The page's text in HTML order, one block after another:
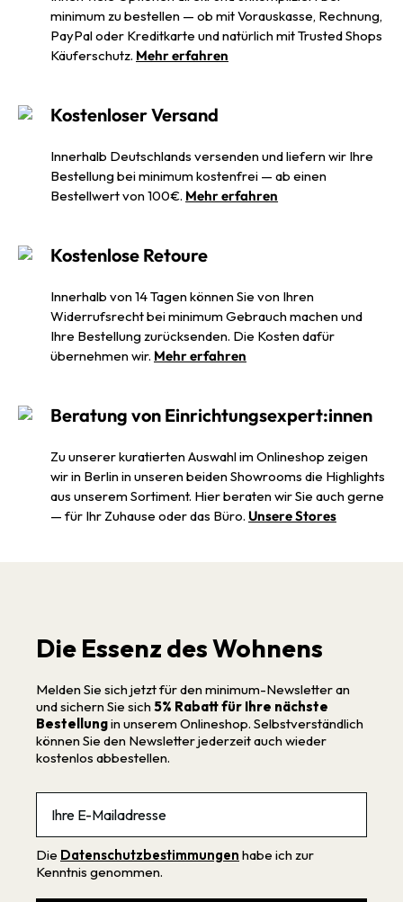
minimum zu bestellen — ob mit Vorauskasse, Rechnung,
PayPal oder Kreditkarte und natürlich mit Trusted Shops
Käuferschutz. Mehr erfahren
Kostenloser Versand
Innerhalb Deutschlands versenden und liefern wir Ihre
Bestellung bei minimum kostenfrei — ab einen
Bestellwert von 100€. Mehr erfahren
Kostenlose Retoure
Innerhalb von 14 Tagen können Sie von Ihren
Widerrufsrecht bei minimum Gebrauch machen und
Ihre Bestellung zurücksenden. Die Kosten dafür
übernehmen wir. Mehr erfahren
Beratung von Einrichtungsexpert:innen
Zu unserer kuratierten Auswahl im Onlineshop zeigen
wir in Berlin in unseren beiden Showrooms die Highlights
aus unserem Sortiment. Hier beraten wir Sie auch gerne
— für Ihr Zuhause oder das Büro. Unsere Stores
Die Essenz des Wohnens
Melden Sie sich jetzt für den minimum-Newsletter an
und sichern Sie sich 5% Rabatt für Ihre nächste
Bestellungin unserem Onlineshop. Selbstverständlich
können Sie den Newsletter jederzeit auch wieder
kostenlos abbestellen.
Die Datenschutzbestimmungen habe ich zur
Kenntnis genommen.